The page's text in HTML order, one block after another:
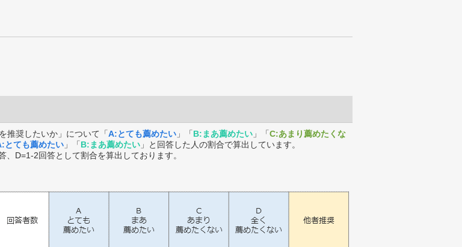
推奨したいか」について「A:とても薦めたい 」「B:まあ薦めたい 」「C:あまり薦めたくな
とても薦めたい 」「B:まあ薦めたい 」と回答した人の割合で算出しています。
D=1-2回答として割合を算出しております。